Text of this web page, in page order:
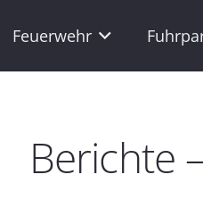
Feuerwehr
Berichte